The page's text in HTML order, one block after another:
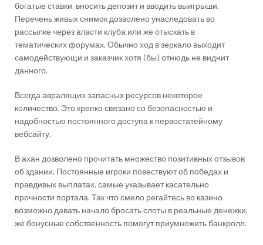
богатые ставки, вносить депозит и вводить выигрыши.
Перечень живых снимок дозволено унаследовать во
рассылке через власти клуба или же отыскать в
тематических форумах. Обычно ход в зеркало выходит
самодействующи и заказчик хотя (бы) отнюдь не виднит
данного.
Всегда авралящих запасных ресурсов некоторое
количество. Это крепко связано со безопасностью и
надобностью постоянного доступа к первостатейному
вебсайту.
В ахан дозволено прочитать множество позитивных отзывов
об здании. Постоянные игроки повествуют об победах и
правдивых выплатах. самые указывает касательно
прочности портала. Так что смело регайтесь во казино
возможно давать начало бросать слоты в реальные денежки,
же бонусные собственность помогут приумножить банкролл.